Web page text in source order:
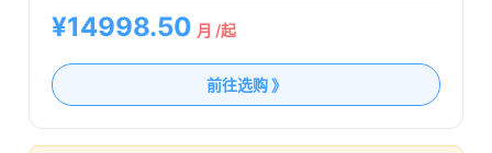
¥14998.50 月 /起
前往选购 》